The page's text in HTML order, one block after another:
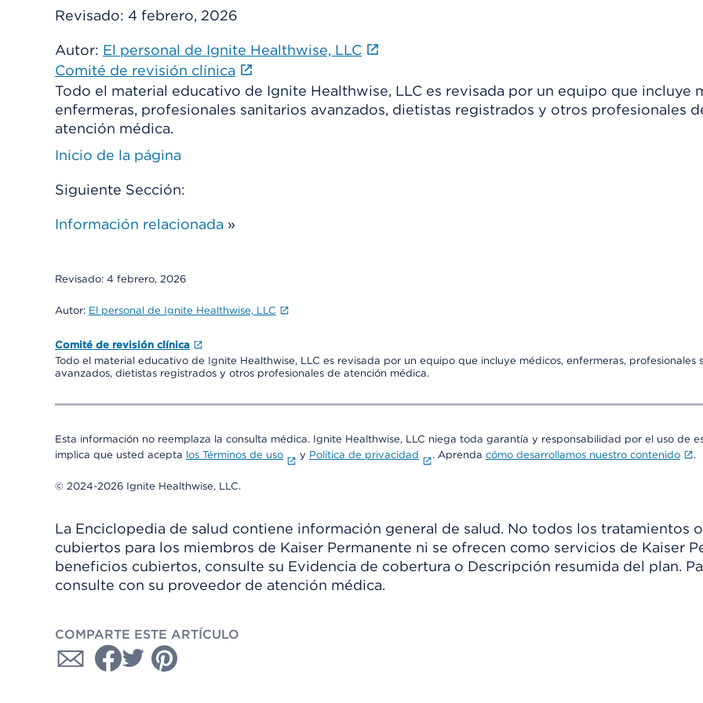
Revisado: 4 febrero, 2026
Autor: El personal de Ignite Healthwise, LLC
Comité de revisión clínica
Todo el material educativo de Ignite Healthwise, LLC es revisada por un equipo que incluye
enfermeras, profesionales sanitarios avanzados, dietistas registrados y otros profesionales
atención médica.
Inicio de la página
Siguiente Sección:
Información relacionada »
Revisado: 4 febrero, 2026
Autor: El personal de Ignite Healthwise, LLC
Comité de revisión clínica
Todo el material educativo de Ignite Healthwise, LLC es revisada por un equipo que incluye médicos, enfermeras, profesionales
avanzados, dietistas registrados y otros profesionales de atención médica.
Esta información no reemplaza la consulta médica. Ignite Healthwise, LLC niega toda garantía y responsabilidad por el uso de
implica que usted acepta los Términos de uso y Política de privacidad . Aprenda cómo desarrollamos nuestro contenido .
© 2024-2026 Ignite Healthwise, LLC.
La Enciclopedia de salud contiene información general de salud. No todos los tratamientos
cubiertos para los miembros de Kaiser Permanente ni se ofrecen como servicios de Kaiser
beneficios cubiertos, consulte su Evidencia de cobertura o Descripción resumida del plan.
consulte con su proveedor de atención médica.
COMPARTE ESTE ARTÍCULO